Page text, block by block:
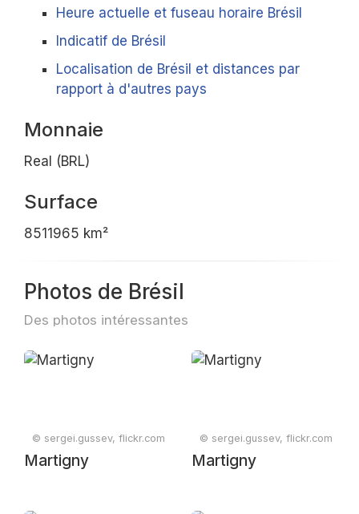
Heure actuelle et fuseau horaire Brésil
Indicatif de Brésil
Localisation de Brésil et distances par
rapport à d'autres pays
Monnaie
Real (BRL)
Surface
8511965 km²
Photos de Brésil
Des photos intéressantes
© sergei.gussev, flickr.com
Martigny
© sergei.gussev, flickr.com
Martigny